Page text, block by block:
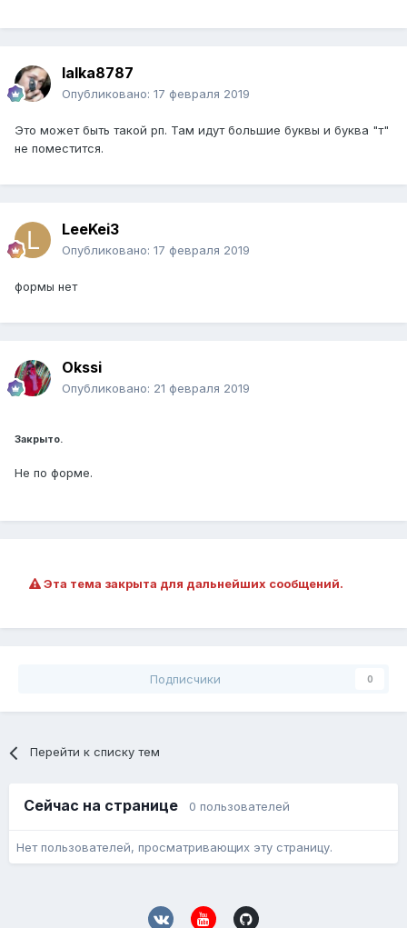
lalka8787
Опубликовано: 17 февраля 2019
Это может быть такой рп. Там идут большие буквы и буква "т"
не поместится.
LeeKei3
Опубликовано: 17 февраля 2019
формы нет
Okssi
Опубликовано: 21 февраля 2019
Закрыто.
Не по форме.
Эта тема закрыта для дальнейших сообщений.
Подписчики 0
Перейти к списку тем
Сейчас на странице 0 пользователей
Нет пользователей, просматривающих эту страницу.